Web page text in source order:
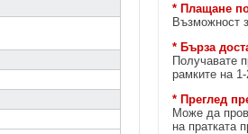
* Плащане
Възможност
* Бърза
Получавате
рамките на
* Преглед
Може да
на пратката